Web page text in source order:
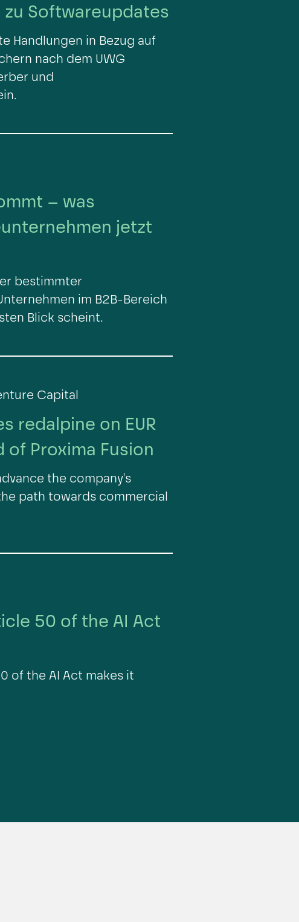
Softwareupdates
Handlungen in Bezug auf
nach dem UWG
und
– was
jetzt
bestimmter
im B2B-Bereich
Blick scheint.
Capital
redalpine on EUR
Proxima Fusion
the company's
path towards commercial
50 of the AI Act
of the AI Act makes it